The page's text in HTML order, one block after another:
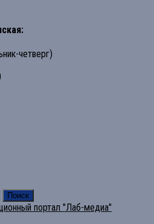
четверг)
портал "Лаб-медиа"